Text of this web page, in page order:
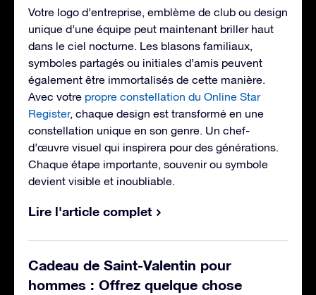
Votre logo d’entreprise, emblème de club ou design
unique d’une équipe peut maintenant briller haut
dans le ciel nocturne. Les blasons familiaux,
symboles partagés ou initiales d’amis peuvent
également être immortalisés de cette manière.
Avec votre propre constellation du Online Star
Register, chaque design est transformé en une
constellation unique en son genre. Un chef-
d’œuvre visuel qui inspirera pour des générations.
Chaque étape importante, souvenir ou symbole
devient visible et inoubliable.
Lire l'article complet
Cadeau de Saint-Valentin pour
hommes : Offrez quelque chose